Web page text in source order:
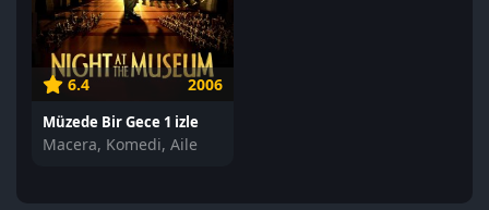
6.4 2006
Müzede Bir Gece 1 izle
Macera, Komedi, Aile